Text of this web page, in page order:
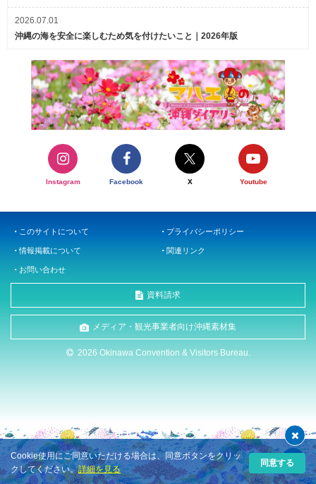
2026.07.01
沖縄の海を安全に楽しむため気を付けたいこと｜2026年版
Instagram Facebook X Youtube
このサイトについて プライバシーポリシー
情報掲載について 関連リンク
お問い合わせ
資料請求
メディア・観光事業者向け沖縄素材集
2026 Okinawa Convention & Visitors Bureau.
Cookie使用にご同意いただける場合は、同意ボタンをクリッ
クしてください。詳細を見る
同意する